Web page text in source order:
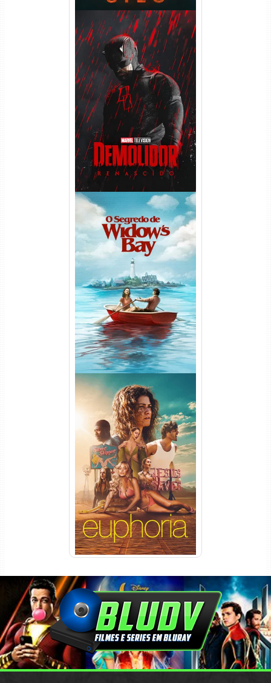
Demolidor: Renascido 2ª
Temporada (2026) WEB-DL
1080p Dual Áudio
O Segredo de Widow’s Bay
1ª Temporada Torrent (2026)
WEB-DL 1080p Dual Áudio
Euphoria 3ª Temporada
Torrent (2026) WEB-DL 1080p
Dual Áudio